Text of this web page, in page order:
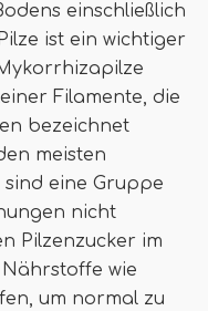
einschließlich
ist ein wichtiger
Filamente, die
bezeichnet
meisten
sind eine Gruppe
nicht
Pilzenzucker im
wie
um normal zu